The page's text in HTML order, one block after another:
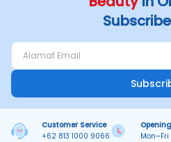
Customer Service
+62 813 1000 9066